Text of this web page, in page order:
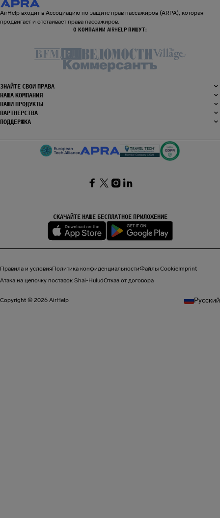
AirHelp входит в Ассоциацию по защите прав пассажиров (ARPA), которая
продвигает и отстаивает права пассажиров.
О КОМПАНИИ AIRHELP ПИШУТ:
ЗНАЙТЕ СВОИ ПРАВА
НАША КОМПАНИЯ
НАШИ ПРОДУКТЫ
ПАРТНЕРСТВА
ПОДДЕРЖКА
СКАЧАЙТЕ НАШЕ БЕСПЛАТНОЕ ПРИЛОЖЕНИЕ
Правила и условияПолитика конфиденциальностиФайлы CookieImprint
Атака на цепочку поставок Shai-HuludОтказ от договора
Copyright © 2026 AirHelp Pусский